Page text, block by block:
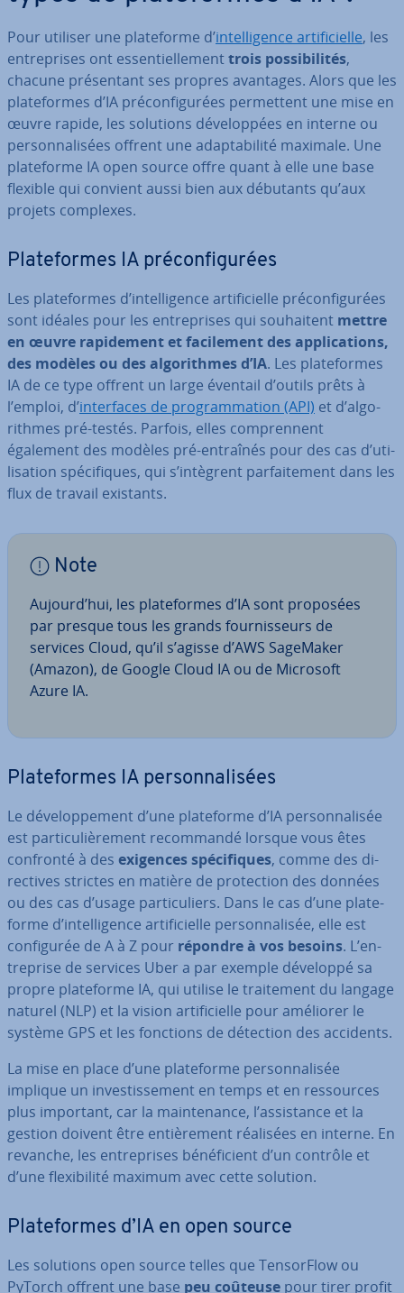
Pour utiliser une pla­te­forme d’in­tel­li­gence ar­ti­fi­cielle, les
en­tre­prises ont es­sen­tiel­le­menttrois pos­si­bi­li­tés,
chacune pré­sen­tant ses propres avantages. Alors que les
pla­te­formes d’IA pré­con­fi­gu­rées per­met­tent une mise en
œuvre rapide, les solutions dé­ve­lop­pées en interne ou
per­son­na­li­sées offrent une adap­ta­bi­lité maximale. Une
pla­te­forme IA open source offre quant à elle une base
flexible qui convient aussi bien aux débutants qu’aux
projets complexes.
Pla­te­formes IA pré­con­fi­gu­rées
Les pla­te­formes d’in­tel­li­gence ar­ti­fi­cielle pré­con­fi­gu­rées
sont idéales pour les en­tre­prises qui sou­hai­tent mettre
en œuvre ra­pi­de­ment et fa­ci­le­ment des ap­pli­ca­tions,
des modèles ou des al­go­rithmes d’IA. Les pla­te­formes
IA de ce type offrent un large éventail d’outils prêts à
l’emploi, d’in­ter­faces de pro­gram­ma­tion (API) et d’al­go­
rithmes pré-testés. Parfois, elles com­pren­nent
également des modèles pré-entraînés pour des cas d’uti­
li­sa­tion spé­ci­fiques, qui s’intègrent par­fai­te­ment dans les
flux de travail existants.
Note
Aujourd’hui, les pla­te­formes d’IA sont proposées
par presque tous les grands four­nis­seurs de
services Cloud, qu’il s’agisse d’AWS SageMaker
(Amazon), de Google Cloud IA ou de Microsoft
Azure IA.
Pla­te­formes IA per­son­na­li­sées
Le dé­ve­lop­pe­ment d’une pla­te­forme d’IA per­son­na­li­sée
est par­ti­cu­liè­re­ment re­com­mandé lorsque vous êtes
confronté à des exigences spé­ci­fiques, comme des di­
rec­tives strictes en matière de pro­tec­tion des données
ou des cas d’usage par­ti­cu­liers. Dans le cas d’une pla­te­
forme d’in­tel­li­gence ar­ti­fi­cielle per­son­na­li­sée, elle est
con­fi­gu­rée de A à Z pour répondre à vos besoins. L’en­
tre­prise de services Uber a par exemple développé sa
propre pla­te­forme IA, qui utilise le trai­te­ment du langage
naturel (NLP) et la vision ar­ti­fi­cielle pour améliorer le
système GPS et les fonctions de détection des accidents.
La mise en place d’une pla­te­forme per­son­na­li­sée
implique un in­ves­tis­se­ment en temps et en res­sources
plus important, car la main­te­nance, l’as­sis­tance et la
gestion doivent être en­tiè­re­ment réalisées en interne. En
revanche, les en­tre­prises bé­né­fi­cient d’un contrôle et
d’une flexi­bi­lité maximum avec cette solution.
Pla­te­formes d’IA en open source
Les solutions open source telles que Ten­sor­Flow ou
PyTorch offrent une base peu coûteuse pour tirer profit